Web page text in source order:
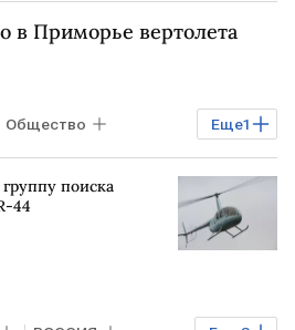
в Приморье вертолета
Еще1
Общество
поиска
44